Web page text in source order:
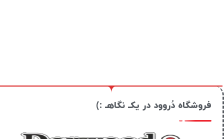
فروشگاه دُروود در یکـ نگاهـ :)